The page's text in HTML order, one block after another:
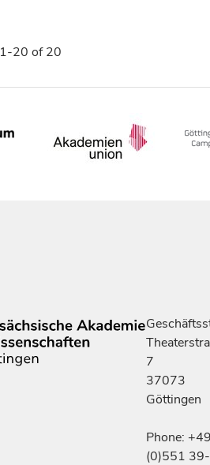
1-20 of 20
7
37073
Göttingen
Phone:
(0)551 39-